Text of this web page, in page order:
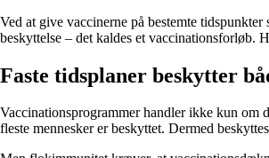
Ved at give vaccinerne på bestemte
beskyttelse – det kaldes et vaccinationsforløb.
Faste tidsplaner beskytter
Vaccinationsprogrammer handler ikke kun om
fleste mennesker er beskyttet. Dermed